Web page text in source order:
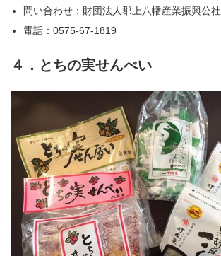
問い合わせ：財団法人郡上八幡産業振興公社
電話：0575-67-1819
４．とちの実せんべい